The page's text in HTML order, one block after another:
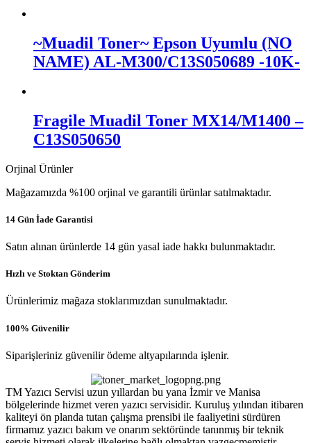
~Muadil Toner~ Epson Uyumlu (NO
NAME) AL-M300/C13S050689 -10K-
Fragile Muadil Toner MX14/M1400 –
C13S050650
Orjinal Ürünler
Mağazamızda %100 orjinal ve garantili ürünlar satılmaktadır.
14 Gün İade Garantisi
Satın alınan ürünlerde 14 gün yasal iade hakkı bulunmaktadır.
Hızlı ve Stoktan Gönderim
Ürünlerimiz mağaza stoklarımızdan sunulmaktadır.
100% Güvenilir
Siparişleriniz güvenilir ödeme altyapılarında işlenir.
TM Yazıcı Servisi uzun yıllardan bu yana İzmir ve Manisa
bölgelerinde hizmet veren yazıcı servisidir. Kuruluş yılından itibaren
kaliteyi ön planda tutan çalışma prensibi ile faaliyetini sürdüren
firmamız yazıcı bakım ve onarım sektöründe tanınmış bir teknik